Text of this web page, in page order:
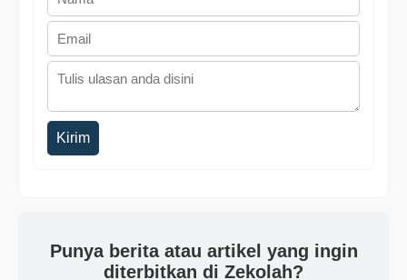
Kirim
Punya berita atau artikel yang ingin
diterbitkan di Zekolah?